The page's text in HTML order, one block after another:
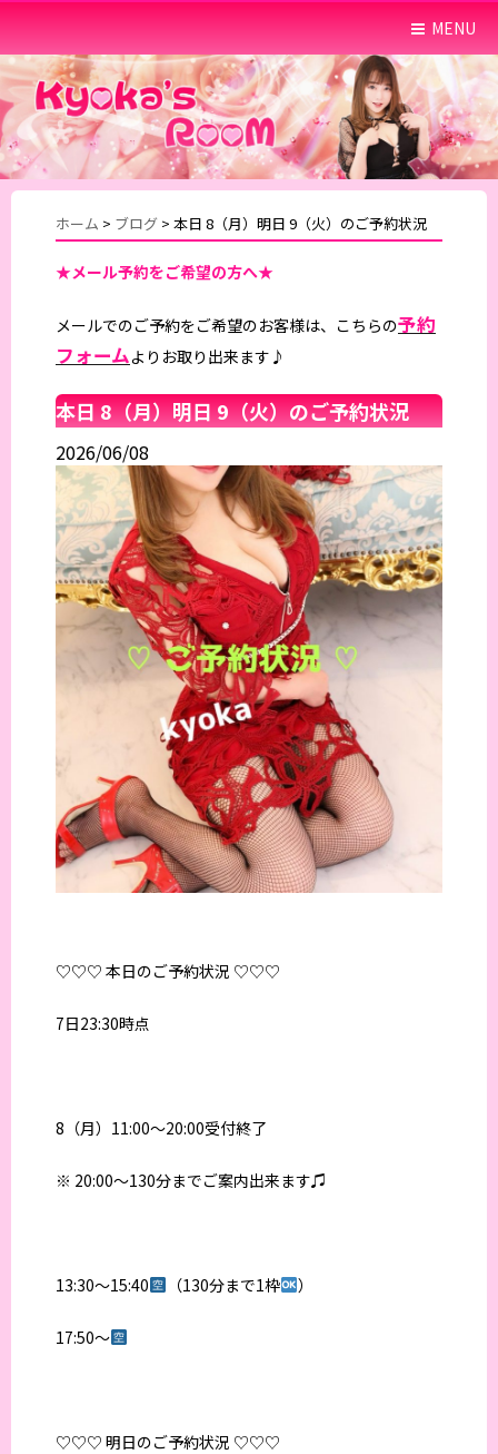
MENU
ホーム > ブログ > 本日 8（月）明日 9（火）のご予約状況
★メール予約をご希望の方へ★
メールでのご予約をご希望のお客様は、こちらの予約
フォームよりお取り出来ます♪
本日 8（月）明日 9（火）のご予約状況
2026/06/08
♡♡♡ 本日のご予約状況 ♡♡♡
7日23:30時点
8（月）11:00〜20:00受付終了
※ 20:00〜130分までご案内出来ます♫
13:30〜15:40 （130分まで1枠 ）
17:50〜
♡♡♡ 明日のご予約状況 ♡♡♡